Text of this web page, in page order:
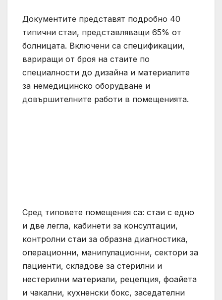
Документите представят подробно 40
типични стаи, представляващи 65% от
болницата. Включени са спецификации,
вариращи от броя на стаите по
специалности до дизайна и материалите
за немедицинско оборудване и
довършителните работи в помещенията.
Сред типовете помещения са: стаи с едно
и две легла, кабинети за консултации,
контролни стаи за образна диагностика,
операционни, манипулационни, сектори за
пациенти, складове за стерилни и
нестерилни материали, рецепция, фоайета
и чакални, кухненски бокс, заседателни